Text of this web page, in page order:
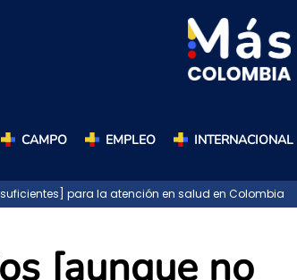
CAMPO EMPLEO INTERNACIONAL
para la atención en salud en Colombia
[aunque no